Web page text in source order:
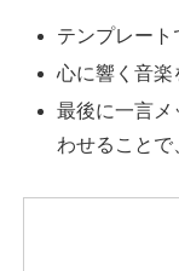
テンプレート
心に響く音楽
最後に一言メ
わせることで